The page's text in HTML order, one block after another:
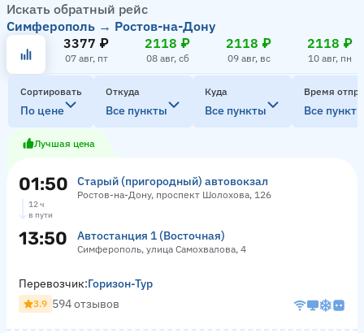
Искать обратный рейс
Симферополь → Ростов-на-Дону
3377 ₽
07 авг, пт
2118 ₽
08 авг, сб
2118 ₽
09 авг, вс
2118 ₽
10 авг, пн
Сортировать
По цене
Откуда
Все пункты
Куда
Все пункты
Время
Все
Лучшая цена
01:50 Старый (пригородный) автовокзал
Ростов-на-Дону, проспект Шолохова, 126
12 ч
в пути
13:50 Автостанция 1 (Восточная)
Симферополь, улица Самохвалова, 4
Перевозчик:Горизон-Тур
3.9 594 отзывов